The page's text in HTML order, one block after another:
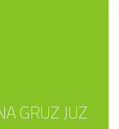
GRUZ JUŻ